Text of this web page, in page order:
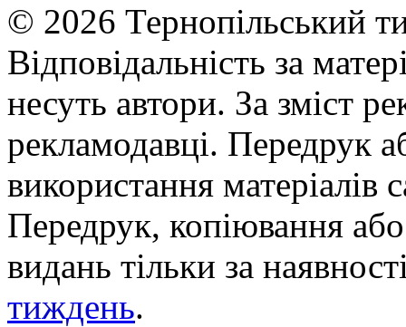
© 2026 Тернопільський
Відповідальність за
несуть автори. За зміст
рекламодавці. Передрук
використання матеріалів
Передрук, копіювання
видань тільки за
тиждень.